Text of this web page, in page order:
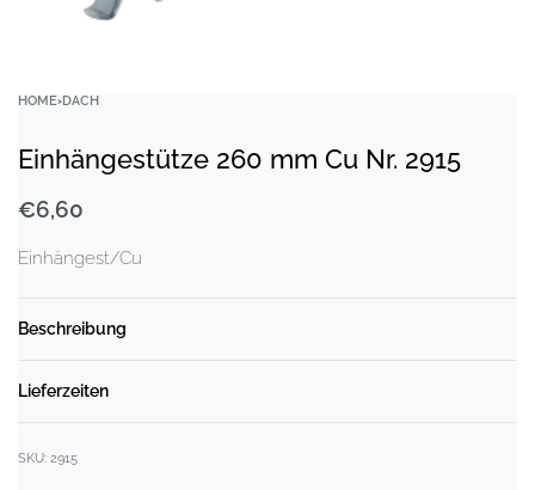
HOME›DACH
Einhängestütze 260 mm Cu Nr. 2915
€6,60
Einhängest/Cu
Beschreibung
Lieferzeiten
SKU: 2915